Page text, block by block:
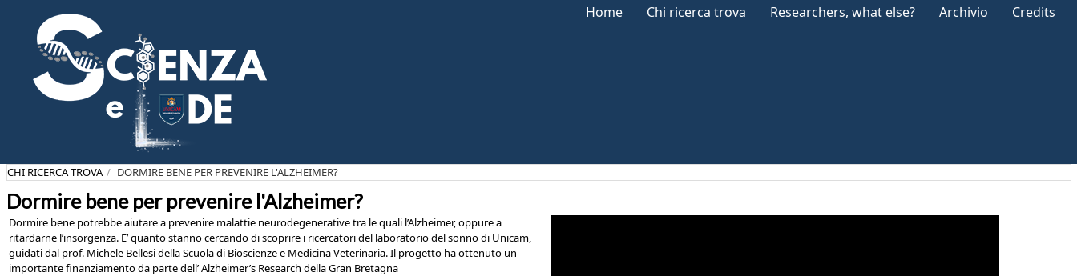
contenuto
principale
Home Chi ricerca trova Researchers, what else? Archivio Credits
CHI RICERCA TROVA DORMIRE BENE PER PREVENIRE L'ALZHEIMER?
Dormire bene per prevenire l'Alzheimer?
Dormire bene potrebbe aiutare a prevenire malattie neurodegenerative tra le quali l’Alzheimer, oppure a
ritardarne l’insorgenza. E’ quanto stanno cercando di scoprire i ricercatori del laboratorio del sonno di Unicam,
guidati dal prof. Michele Bellesi della Scuola di Bioscienze e Medicina Veterinaria. Il progetto ha ottenuto un
importante finanziamento da parte dell’ Alzheimer’s Research della Gran Bretagna